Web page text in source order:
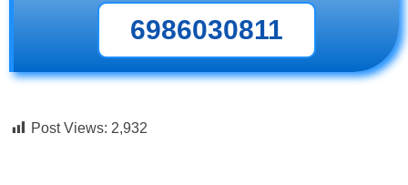
6986030811
Post Views: 2,932